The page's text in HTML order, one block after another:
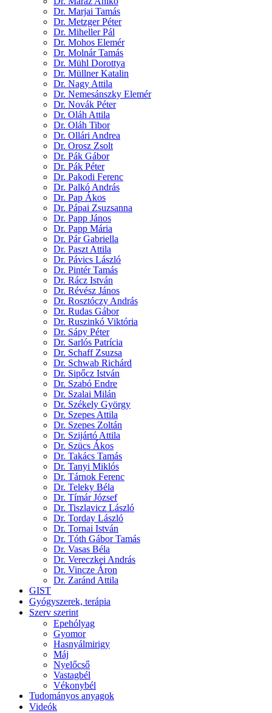
Dr. Marjai Tamás
Dr. Metzger Péter
Dr. Miheller Pál
Dr. Mohos Elemér
Dr. Molnár Tamás
Dr. Mühl Dorottya
Dr. Müllner Katalin
Dr. Nagy Attila
Dr. Nemesánszky Elemér
Dr. Novák Péter
Dr. Oláh Attila
Dr. Oláh Tibor
Dr. Ollári Andrea
Dr. Orosz Zsolt
Dr. Pák Gábor
Dr. Pák Péter
Dr. Pakodi Ferenc
Dr. Palkó András
Dr. Pap Ákos
Dr. Pápai Zsuzsanna
Dr. Papp János
Dr. Papp Mária
Dr. Pár Gabriella
Dr. Paszt Attila
Dr. Pávics László
Dr. Pintér Tamás
Dr. Rácz István
Dr. Révész János
Dr. Rosztóczy András
Dr. Rudas Gábor
Dr. Ruszinkó Viktória
Dr. Sápy Péter
Dr. Sarlós Patrícia
Dr. Schaff Zsuzsa
Dr. Schwab Richárd
Dr. Sipőcz István
Dr. Szabó Endre
Dr. Szalai Milán
Dr. Székely György
Dr. Szepes Attila
Dr. Szepes Zoltán
Dr. Szijártó Attila
Dr. Szücs Ákos
Dr. Takács Tamás
Dr. Tanyi Miklós
Dr. Tárnok Ferenc
Dr. Teleky Béla
Dr. Tímár József
Dr. Tiszlavicz László
Dr. Torday László
Dr. Tornai István
Dr. Tóth Gábor Tamás
Dr. Vasas Béla
Dr. Vereczkei András
Dr. Vincze Áron
Dr. Zaránd Attila
GIST
Gyógyszerek, terápia
Szerv szerint
Epehólyag
Gyomor
Hasnyálmirigy
Máj
Nyelőcső
Vastagbél
Vékonybél
Tudományos anyagok
Videók